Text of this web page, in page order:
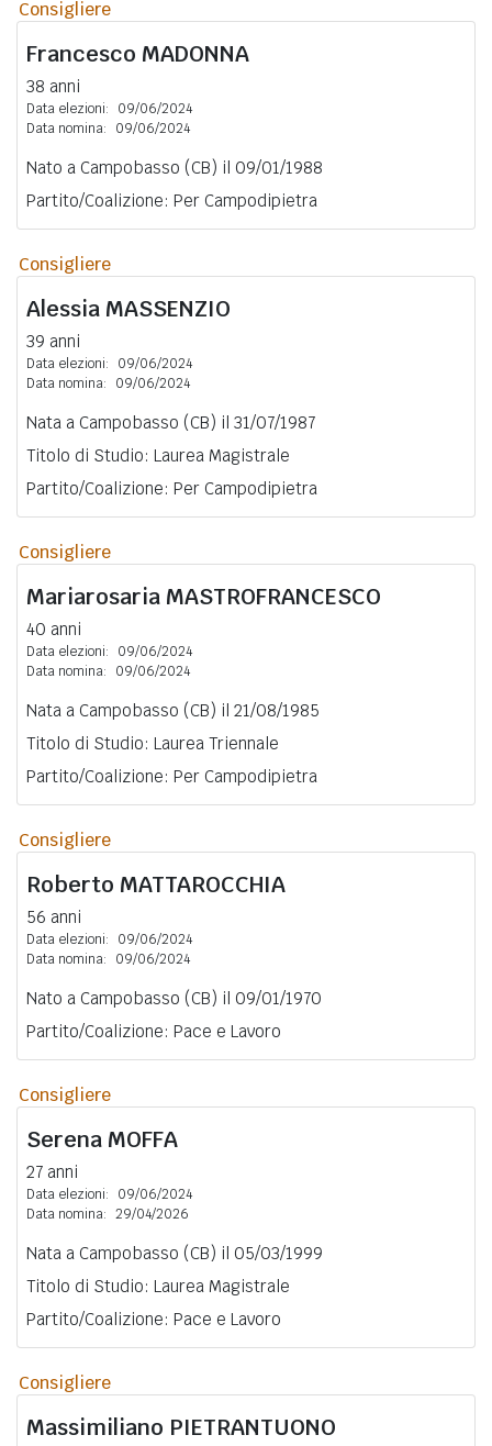
Consigliere
Francesco MADONNA
38 anni
Data elezioni:
09/06/2024
Data nomina:
09/06/2024
Nato a Campobasso (CB) il 09/01/1988
Partito/Coalizione: Per Campodipietra
Consigliere
Alessia MASSENZIO
39 anni
Data elezioni:
09/06/2024
Data nomina:
09/06/2024
Nata a Campobasso (CB) il 31/07/1987
Titolo di Studio: Laurea Magistrale
Partito/Coalizione: Per Campodipietra
Consigliere
Mariarosaria MASTROFRANCESCO
40 anni
Data elezioni:
09/06/2024
Data nomina:
09/06/2024
Nata a Campobasso (CB) il 21/08/1985
Titolo di Studio: Laurea Triennale
Partito/Coalizione: Per Campodipietra
Consigliere
Roberto MATTAROCCHIA
56 anni
Data elezioni:
09/06/2024
Data nomina:
09/06/2024
Nato a Campobasso (CB) il 09/01/1970
Partito/Coalizione: Pace e Lavoro
Consigliere
Serena MOFFA
27 anni
Data elezioni:
09/06/2024
Data nomina: 29/04/2026
Nata a Campobasso (CB) il 05/03/1999
Titolo di Studio: Laurea Magistrale
Partito/Coalizione: Pace e Lavoro
Consigliere
Massimiliano PIETRANTUONO